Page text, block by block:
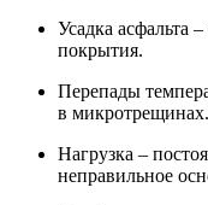
Усадка асфальта
покрытия.
Перепады
в микротрещинах.
Нагрузка –
неправильное